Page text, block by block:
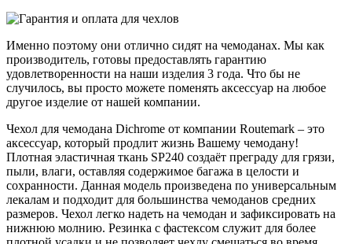
Именно поэтому они отлично сидят на чемоданах. Мы как
производитель, готовы предоставлять гарантию
удовлетворенности на наши изделия 3 года. Что бы не
случилось, вы просто можете поменять аксессуар на любое
другое изделие от нашей компании.
Чехол для чемодана Dichrome от компании Routemark – это
аксессуар, который продлит жизнь Вашему чемодану!
Плотная эластичная ткань SP240 создаёт преграду для грязи,
пыли, влаги, оставляя содержимое багажа в целости и
сохранности. Данная модель произведена по универсальным
лекалам и подходит для большинства чемоданов средних
размеров. Чехол легко надеть на чемодан и зафиксировать на
нижнюю молнию. Резинка с фастексом служит для более